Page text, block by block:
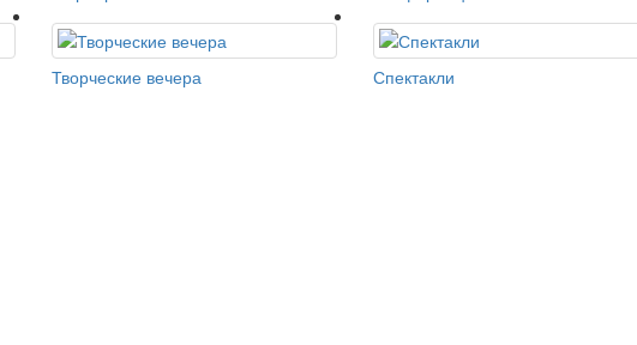
Творческие вечера Спектакли